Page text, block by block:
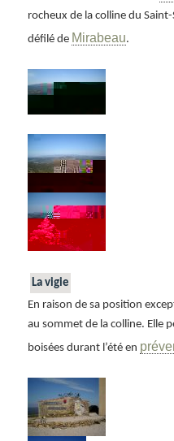
rocheux de la colline du
défilé de Mirabeau.
La vigie
En raison de sa position
au sommet de la colline. Elle
boisées durant l’été en